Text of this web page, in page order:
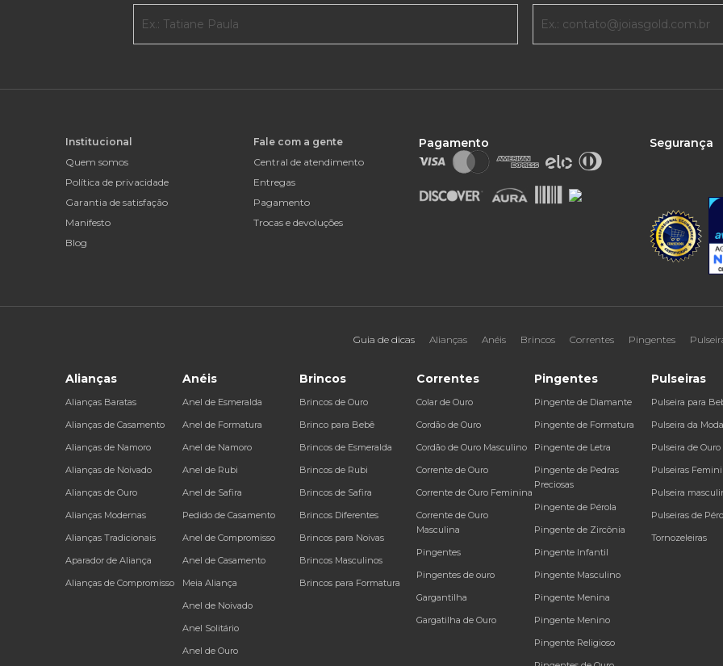
Institucional
Quem somos
Política de privacidade
Garantia de satisfação
Manifesto
Blog
Fale com a gente
Central de atendimento
Entregas
Pagamento
Trocas e devoluções
Pagamento Segurança
Guia de dicas Alianças Anéis Brincos Correntes Pingentes
Alianças
Alianças Baratas
Alianças de Casamento
Alianças de Namoro
Alianças de Noivado
Alianças de Ouro
Alianças Modernas
Alianças Tradicionais
Aparador de Aliança
Alianças de Compromisso
Anéis
Anel de Esmeralda
Anel de Formatura
Anel de Namoro
Anel de Rubi
Anel de Safira
Pedido de Casamento
Anel de Compromisso
Anel de Casamento
Meia Aliança
Anel de Noivado
Anel Solitário
Anel de Ouro
Brincos
Brincos de Ouro
Brinco para Bebê
Brincos de Esmeralda
Brincos de Rubi
Brincos de Safira
Brincos Diferentes
Brincos para Noivas
Brincos Masculinos
Brincos para Formatura
Correntes
Colar de Ouro
Cordão de Ouro
Cordão de Ouro Masculino
Corrente de Ouro
Corrente de Ouro Feminina
Corrente de Ouro
Masculina
Pingentes
Pingentes de ouro
Gargantilha
Gargatilha de Ouro
Pingentes
Pingente de Diamante
Pingente de Formatura
Pingente de Letra
Pingente de Pedras
Preciosas
Pingente de Pérola
Pingente de Zircônia
Pingente Infantil
Pingente Masculino
Pingente Menina
Pingente Menino
Pingente Religioso
Pulseiras
Pulseira para
Pulseira da Moda
Pulseira de Ouro
Pulseiras
Pulseira
Pulseiras de
Tornozeleiras